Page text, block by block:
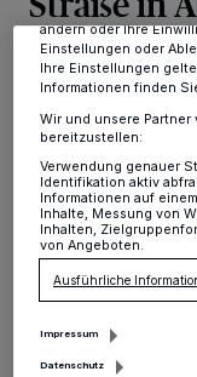
Alt-Erkrath·Im
Straßen.NRW
Arbeiten zur
Mettmanner
Arbeiten
des
Metzkausener
dieses Menü jederzeit
ändern oder Ihre
Einstellungen oder
Ihre Einstellungen
Informationen finden
Wir und unsere Partner
bereitzustellen:
Verwendung genauer
Identifikation aktiv
Informationen auf
Inhalte, Messung von
Inhalten,
von Angeboten.
Ausführliche
Impressum
Datenschutz